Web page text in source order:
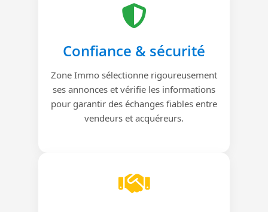
Confiance & sécurité
Zone Immo sélectionne rigoureusement
ses annonces et vérifie les informations
pour garantir des échanges fiables entre
vendeurs et acquéreurs.